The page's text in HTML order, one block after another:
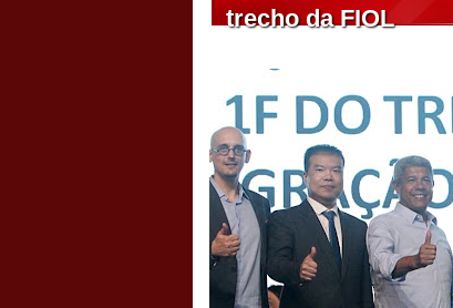
trecho da FIOL